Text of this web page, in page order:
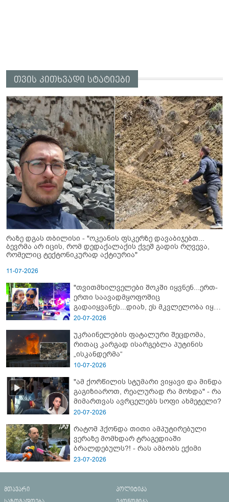
თვის კითხვადი სტატიები
რაზე დგას თბილისი - "ოკეანის ფსკერზე დავაბიჯებთ...
ბევრმა არ იცის, რომ დედაქალაქის ქვეშ გადის რღვევა,
რომელიც ტექტონიკურად აქტიურია"
11-07-2026
"თვითმხილველები შოკში იყვნენ...ერთ-
ერთი საავადმყოფოშიც
გადაიყვანეს...დიახ, ეს მკვლელობა იყო"
- გორში დატრიალებული ტრაგედიის
20-07-2026
უკრაინელების ფატალური შეცდომა,
რითაც კარგად ისარგებლა პუტინის
„ისკანდერმა“
10-07-2026
"ამ ქორწილის სტუმარი ვიყავი და მინდა
გაგიზიაროთ, რეალურად რა მოხდა" - რა
მიმართვას ავრცელებს სოფი ახმეტელი?
20-07-2026
რატომ ჰქონდა თითი ამპუტირებული
ვერაზე მომხდარ ტრაგედიაში
ბრალდებულს?! - რას ამბობს ექიმი
23-07-2026
მთავარი
პოლიტიკა